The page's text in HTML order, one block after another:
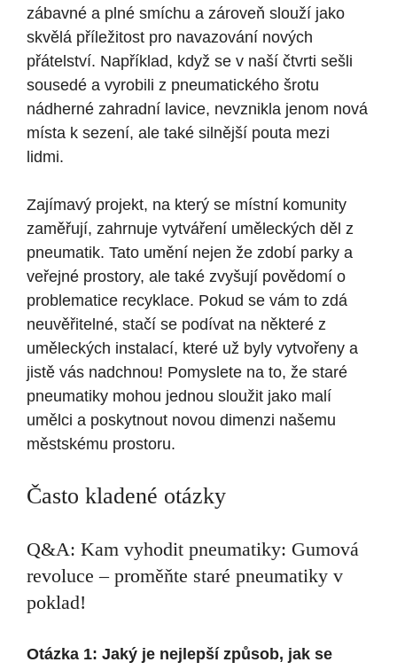
zábavné a plné smíchu a zároveň slouží jako
skvělá příležitost pro navazování nových
přátelství. Například, když se v naší čtvrti sešli
sousedé a vyrobili z pneumatického šrotu
nádherné zahradní lavice, nevznikla jenom nová
místa k sezení, ale také silnější pouta mezi
lidmi.
Zajímavý projekt, na který se místní komunity
zaměřují, zahrnuje vytváření uměleckých děl z
pneumatik. Tato umění nejen že zdobí parky a
veřejné prostory, ale také zvyšují povědomí o
problematice recyklace. Pokud se vám to zdá
neuvěřitelné, stačí se podívat na některé z
uměleckých instalací, které už byly vytvořeny a
jistě vás nadchnou! Pomyslete na to, že staré
pneumatiky mohou jednou sloužit jako malí
umělci a poskytnout novou dimenzi našemu
městskému prostoru.
Často kladené otázky
Q&A: Kam vyhodit pneumatiky: Gumová
revoluce – proměňte staré pneumatiky v
poklad!
Otázka 1: Jaký je nejlepší způsob, jak se